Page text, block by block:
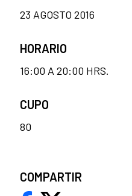
23 AGOSTO 2016
HORARIO
16:00 A 20:00 HRS.
CUPO
80
COMPARTIR